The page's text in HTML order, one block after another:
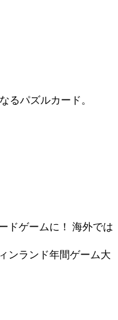
るパズルカード。
ドゲームに！ 海外では
ンランド年間ゲーム大